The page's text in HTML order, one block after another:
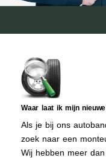
Waar laat ik mijn
Als je bij ons
zoek naar een
Wij hebben meer